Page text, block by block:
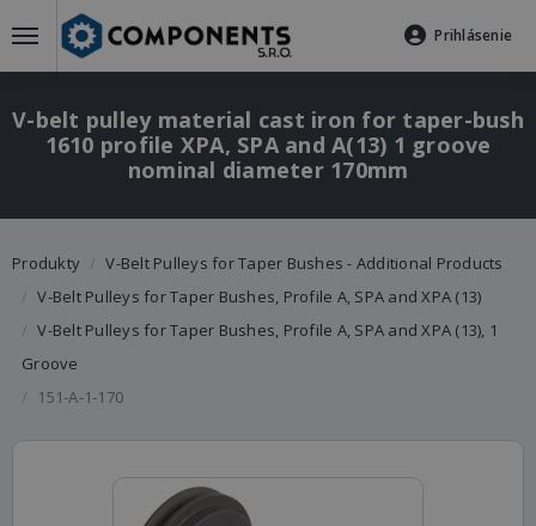
Prihlásenie
V-belt pulley material cast iron for taper-bush
1610 profile XPA, SPA and A(13) 1 groove
nominal diameter 170mm
Produkty
V-Belt Pulleys for Taper Bushes - Additional Products
V-Belt Pulleys for Taper Bushes, Profile A, SPA and XPA (13)
V-Belt Pulleys for Taper Bushes, Profile A, SPA and XPA (13), 1
Groove
151-A-1-170